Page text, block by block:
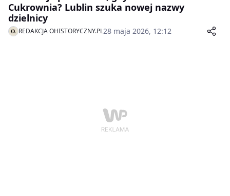
Cukrownia? Lublin szuka nowej nazwy
dzielnicy
REDAKCJA OHISTORYCZNY.PL28 maja 2026, 12:12